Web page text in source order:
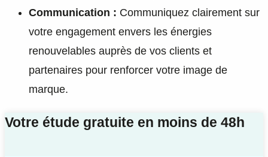
Communication : Communiquez clairement sur
votre engagement envers les énergies
renouvelables auprès de vos clients et
partenaires pour renforcer votre image de
marque.
Votre étude gratuite en moins de 48h